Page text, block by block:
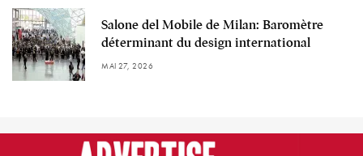
Salone del Mobile de Milan: Baromètre
déterminant du design international
MAI 27, 2026